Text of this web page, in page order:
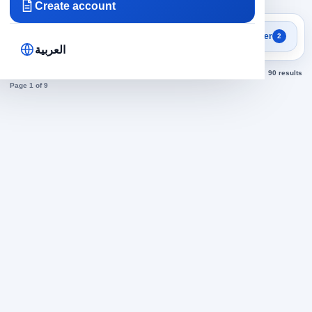
Create account
العربية
Search results
Accountant jobs today Filter 2
90 results
Page 1 of 9